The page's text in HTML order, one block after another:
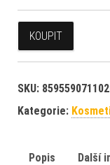
KOUPIT
SKU:
Kategorie:
Popis Další